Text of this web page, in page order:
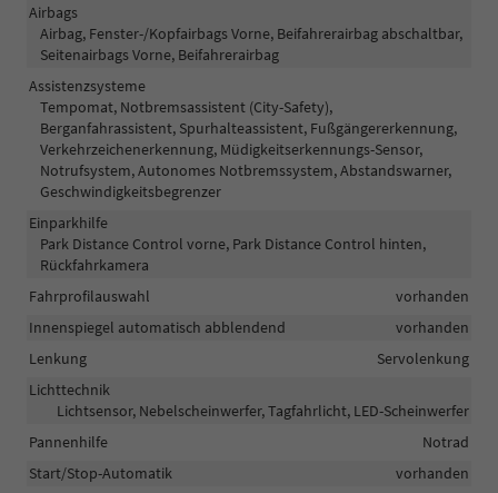
Airbags
Airbag, Fenster-/Kopfairbags Vorne, Beifahrerairbag abschaltbar,
Seitenairbags Vorne, Beifahrerairbag
Assistenzsysteme
Tempomat, Notbremsassistent (City-Safety),
Berganfahrassistent, Spurhalteassistent, Fußgängererkennung,
Verkehrzeichenerkennung, Müdigkeitserkennungs-Sensor,
Notrufsystem, Autonomes Notbremssystem, Abstandswarner,
Geschwindigkeitsbegrenzer
Einparkhilfe
Park Distance Control vorne, Park Distance Control hinten,
Rückfahrkamera
Fahrprofilauswahl
vorhanden
Innenspiegel automatisch abblendend
vorhanden
Lenkung
Servolenkung
Lichttechnik
Lichtsensor, Nebelscheinwerfer, Tagfahrlicht, LED-Scheinwerfer
Pannenhilfe
Notrad
Start/Stop-Automatik
vorhanden